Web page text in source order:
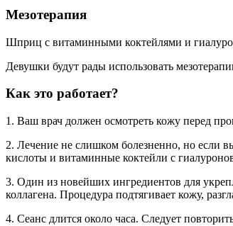
Мезотерапия
Шприц с витаминными коктейлями и
Девушки будут рады использовать
Как это работает?
1. Ваш врач должен осмотреть кожу перед
2. Лечение не слишком болезненно, но если
кислоты и витаминные коктейли с
3. Один из новейших ингредиентов для
коллагена. Процедура подтягивает кожу,
4. Сеанс длится около часа. Следует